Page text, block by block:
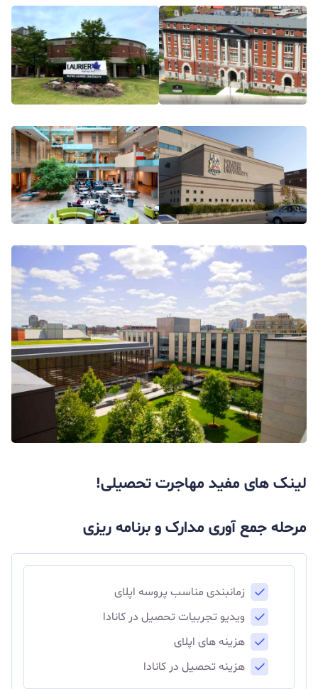
لینک های مفید مهاجرت تحصیلی!
مرحله جمع آوری مدارک و برنامه ریزی
زمانبندی مناسب پروسه اپلای
ویدیو تجربیات تحصیل در کانادا
هزینه های اپلای
هزینه تحصیل در کانادا